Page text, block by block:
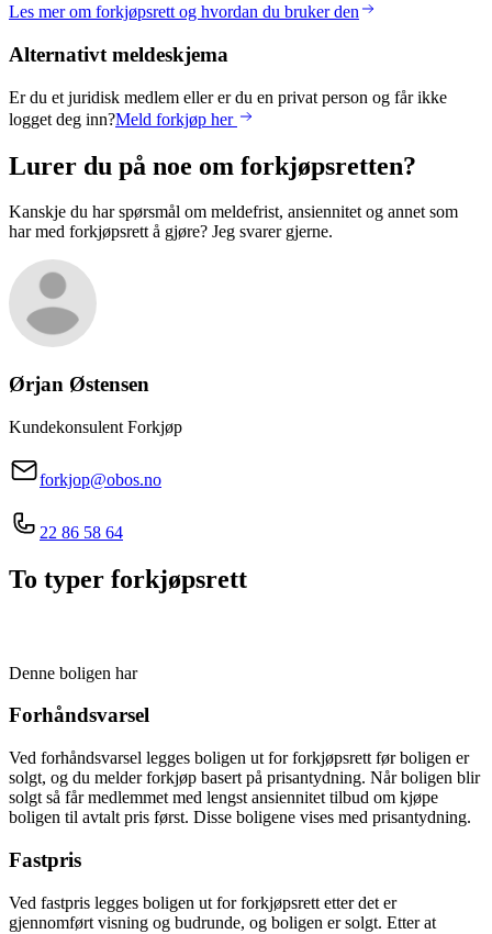
Les mer om forkjøpsrett og hvordan du bruker den
Alternativt meldeskjema
Er du et juridisk medlem eller er du en privat person og får ikke
logget deg inn?Meld forkjøp her
Lurer du på noe om forkjøpsretten?
Kanskje du har spørsmål om meldefrist, ansiennitet og annet som
har med forkjøpsrett å gjøre? Jeg svarer gjerne.
Ørjan Østensen
Kundekonsulent Forkjøp
forkjop@obos.no
22 86 58 64
To typer forkjøpsrett
Denne boligen har
Forhåndsvarsel
Ved forhåndsvarsel legges boligen ut for forkjøpsrett før boligen er
solgt, og du melder forkjøp basert på prisantydning. Når boligen blir
solgt så får medlemmet med lengst ansiennitet tilbud om kjøpe
boligen til avtalt pris først. Disse boligene vises med prisantydning.
Fastpris
Ved fastpris legges boligen ut for forkjøpsrett etter det er
gjennomført visning og budrunde, og boligen er solgt. Etter at